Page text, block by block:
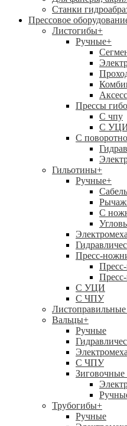
Станки
Прессовое
Листогибы+
Ручные+
Прессы
C чпу
С
С
Гильотины+
Ручные+
С
Пресс-
С УЦИ
С ЧПУ
Вальцы+
Ручные
С ЧПУ
Зиговочные
Трубогибы+
Ручные